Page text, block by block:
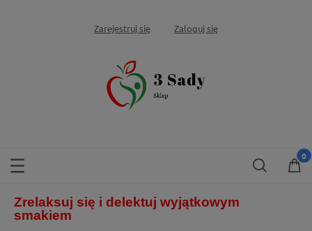
Zarejestruj się Zaloguj się
Zrelaksuj się i delektuj wyjątkowym
smakiem